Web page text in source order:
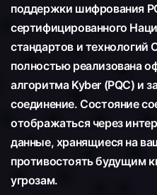
поддержки шифрования
сертифицированного
стандартов и
полностью реализована
алгоритма Kyber (PQC) и
соединение. Состояние
отображаться через
данные, хранящиеся на
противостоять будущим
угрозам.